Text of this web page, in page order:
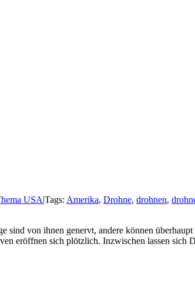
USA|Tags: Amerika, Drohne, drohnen,
von ihnen genervt, andere können
eröffnen sich plötzlich. Inzwischen lassen sich